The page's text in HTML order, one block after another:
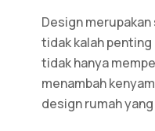
Design
tidak kalah
tidak hanya
menambah
design rumah yang